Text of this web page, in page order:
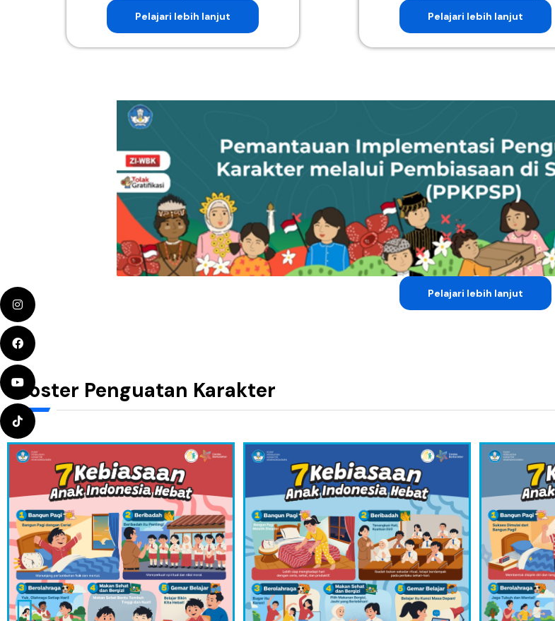
Pelajari lebih lanjut Pelajari lebih lanjut
Pelajari lebih lanjut
Poster Penguatan Karakter